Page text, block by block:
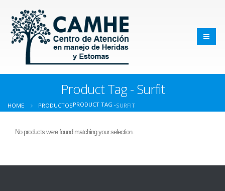
Product Tag - Surfit
HOME PRODUCTOSPRODUCT TAG -SURFIT
No products were found matching your selection.